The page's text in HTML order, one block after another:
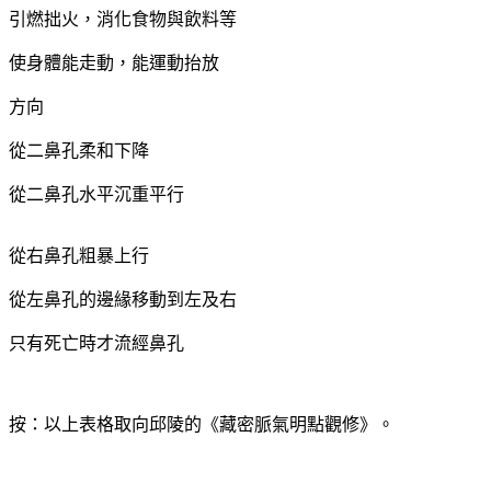
引燃拙火，消化食物與飲料等
使身體能走動，能運動抬放
方向
從二鼻孔柔和下降
從二鼻孔水平沉重平行
從右鼻孔粗暴上行
從左鼻孔的邊緣移動到左及右
只有死亡時才流經鼻孔
按：以上表格取向邱陵的《藏密脈氣明點觀修》。